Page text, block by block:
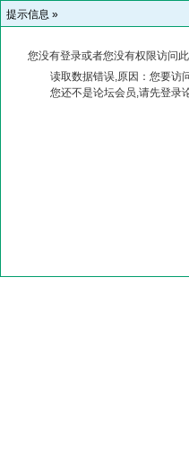
提示信息 »
您没有登录或者您没有权限访问
读取数据错误,原因：您要访
您还不是论坛会员,请先登录